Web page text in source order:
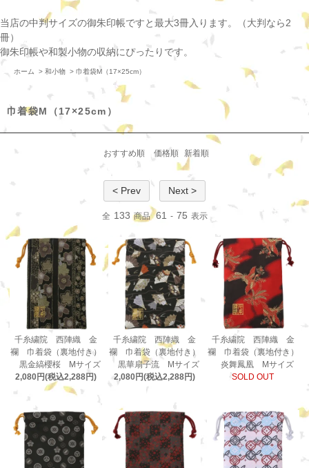
当店の中判サイズの御朱印帳ですと最大3冊入ります。（大判なら2
冊）
御朱印帳や和製小物の収納にぴったりです。
ホーム > 和小物 > 巾着袋M（17×25cm）
巾着袋M（17×25cm）
おすすめ順 価格順 新着順
< Prev Next >
全 133 商品 61 - 75 表示
千糸繍院 西陣織 金
襴 巾着袋（裏地付き）
黒金縞櫻桜 Mサイズ
2,080円(税込2,288円)
千糸繍院 西陣織 金
襴 巾着袋（裏地付き）
黒華扇子流 Mサイズ
2,080円(税込2,288円)
千糸繍院 西陣織 金
襴 巾着袋（裏地付き）
炎舞鳳凰 Mサイズ
SOLD OUT